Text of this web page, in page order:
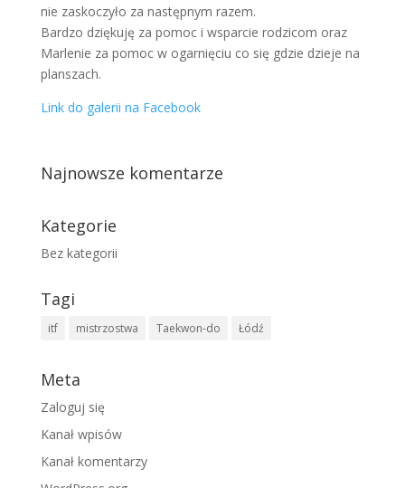
nie zaskoczyło za następnym razem.
Bardzo dziękuję za pomoc i wsparcie rodzicom oraz
Marlenie za pomoc w ogarnięciu co się gdzie dzieje na
planszach.
Link do galerii na Facebook
Najnowsze komentarze
Kategorie
Bez kategorii
Tagi
itf mistrzostwa Taekwon-do Łódź
Meta
Zaloguj się
Kanał wpisów
Kanał komentarzy